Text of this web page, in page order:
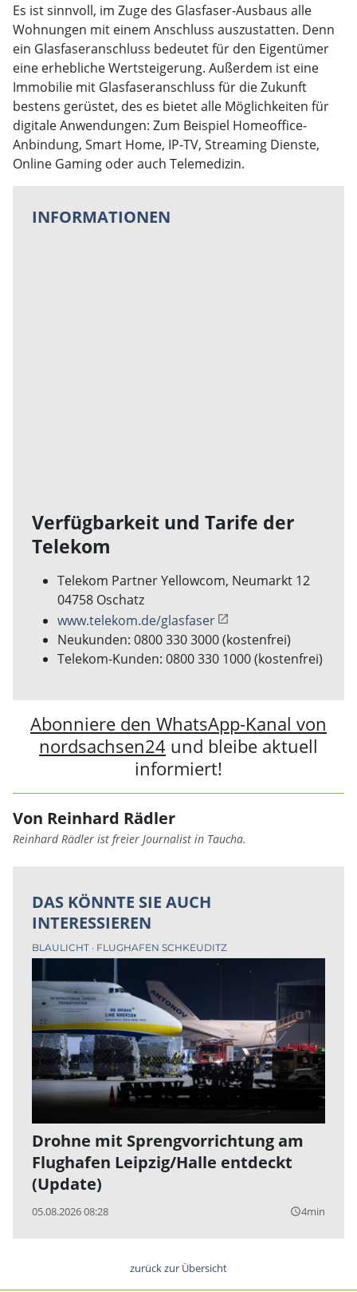
Es ist sinnvoll, im Zuge des Glasfaser-Ausbaus alle
Wohnungen mit einem Anschluss auszustatten. Denn
ein Glasfaseranschluss bedeutet für den Eigentümer
eine erhebliche Wertsteigerung. Außerdem ist eine
Immobilie mit Glasfaseranschluss für die Zukunft
bestens gerüstet, des es bietet alle Möglichkeiten für
digitale Anwendungen: Zum Beispiel Homeoffice-
Anbindung, Smart Home, IP-TV, Streaming Dienste,
Online Gaming oder auch Telemedizin.
INFORMATIONEN
Verfügbarkeit und Tarife der
Telekom
Telekom Partner Yellowcom, Neumarkt 12
04758 Oschatz
www.telekom.de/glasfaser
Neukunden: 0800 330 3000 (kostenfrei)
Telekom-Kunden: 0800 330 1000 (kostenfrei)
Abonniere den WhatsApp-Kanal von
nordsachsen24 und bleibe aktuell
informiert!
Von Reinhard Rädler
Reinhard Rädler ist freier Journalist in Taucha.
DAS KÖNNTE SIE AUCH
INTERESSIEREN
BLAULICHT FLUGHAFEN SCHKEUDITZ
Drohne mit Sprengvorrichtung am
Flughafen Leipzig/Halle entdeckt
(Update)
05.08.2026 08:28 query_builder4min
zurück zur Übersicht